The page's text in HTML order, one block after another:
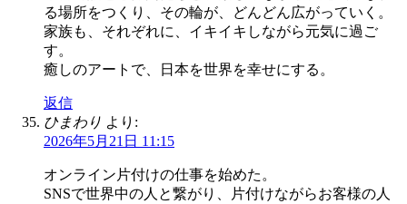
る場所をつくり、その輪が、どんどん広がっていく。
家族も、それぞれに、イキイキしながら元気に過ご
す。
癒しのアートで、日本を世界を幸せにする。
返信
ひまわり より:
2026年5月21日 11:15
オンライン片付けの仕事を始めた。
SNSで世界中の人と繋がり、片付けながらお客様の人